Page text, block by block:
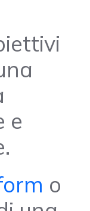
e
o